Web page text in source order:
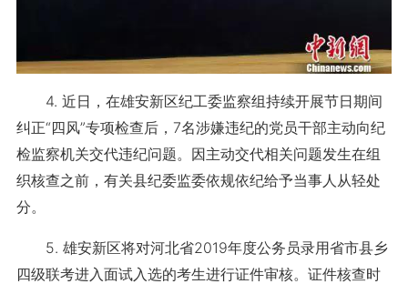
4. 近日，在雄安新区纪工委监察组持续开展节日期间
纠正“四风”专项检查后，7名涉嫌违纪的党员干部主动向纪
检监察机关交代违纪问题。因主动交代相关问题发生在组
织核查之前，有关县纪委监委依规依纪给予当事人从轻处
分。
5. 雄安新区将对河北省2019年度公务员录用省市县乡
四级联考进入面试入选的考生进行证件审核。证件核查时